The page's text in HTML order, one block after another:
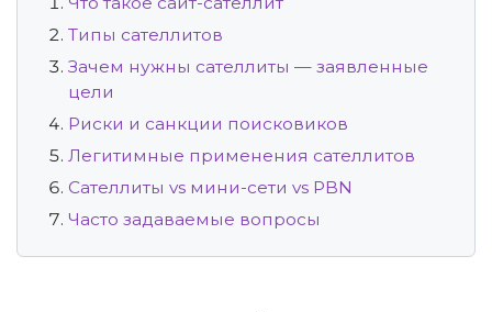
Типы сателлитов
Зачем нужны сателлиты — заявленные
цели
Риски и санкции поисковиков
Легитимные применения сателлитов
Сателлиты vs мини-сети vs PBN
Часто задаваемые вопросы